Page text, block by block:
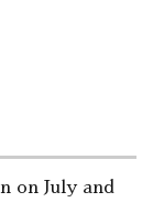
on July and